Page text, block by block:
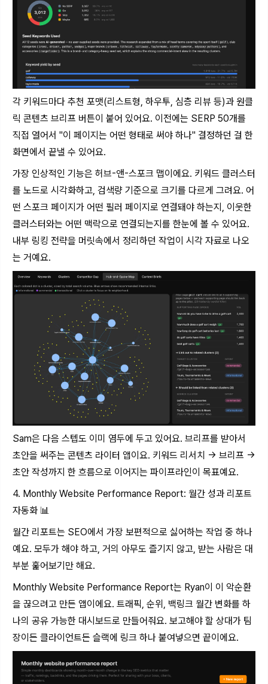
각 키워드마다 추천 포맷(리스트형, 하우투, 심층 리뷰 등)과 원클
릭 콘텐츠 브리프 버튼이 붙어 있어요. 이전에는 SERP 50개를
직접 열어서 "이 페이지는 어떤 형태로 써야 하나" 결정하던 걸 한
화면에서 끝낼 수 있어요.
가장 인상적인 기능은 허브-앤-스포크 맵이에요. 키워드 클러스터
를 노드로 시각화하고, 검색량 기준으로 크기를 다르게 그려요. 어
떤 스포크 페이지가 어떤 필러 페이지로 연결돼야 하는지, 이웃한
클러스터와는 어떤 맥락으로 연결되는지를 한눈에 볼 수 있어요.
내부 링킹 전략을 머릿속에서 정리하던 작업이 시각 자료로 나오
는 거예요.
Sam은 다음 스텝도 이미 염두에 두고 있어요. 브리프를 받아서
초안을 써주는 콘텐츠 라이터 앱이요. 키워드 리서치 → 브리프 →
초안 작성까지 한 흐름으로 이어지는 파이프라인이 목표예요.
4. Monthly Website Performance Report: 월간 성과 리포트
자동화 📊
월간 리포트는 SEO에서 가장 보편적으로 싫어하는 작업 중 하나
예요. 모두가 해야 하고, 거의 아무도 즐기지 않고, 받는 사람은 대
부분 훑어보기만 해요.
Monthly Website Performance Report는 Ryan이 이 악순환
을 끊으려고 만든 앱이에요. 트래픽, 순위, 백링크 월간 변화를 하
나의 공유 가능한 대시보드로 만들어줘요. 보고해야 할 상대가 팀
장이든 클라이언트든 슬랙에 링크 하나 붙여넣으면 끝이에요.